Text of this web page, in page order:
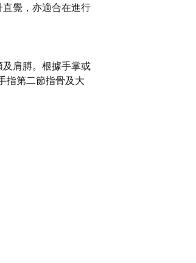
覺，亦適合在進行
肩膊。根據手掌或
指第二節指骨及大